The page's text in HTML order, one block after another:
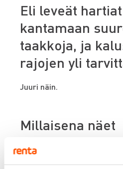
Eli leveät
kantamaan
taakkoja, ja
rajojen yli
Juuri näin.
Millaisena näet
nyt ja